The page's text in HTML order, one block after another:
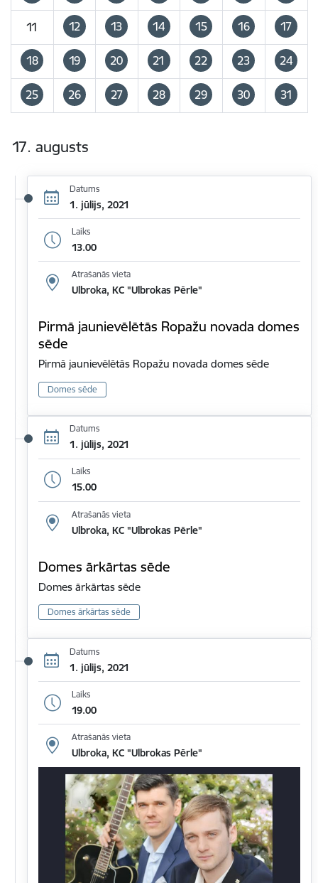
11 12 13 14 15 16 17
18 19 20 21 22 23 24
25 26 27 28 29 30 31
17. augusts
Datums
1. jūlijs, 2021
Laiks
13.00
Atrašanās vieta
Ulbroka, KC "Ulbrokas Pērle"
Pirmā jaunievēlētās Ropažu novada domes
sēde
Pirmā jaunievēlētās Ropažu novada domes sēde
Domes sēde
Datums
1. jūlijs, 2021
Laiks
15.00
Atrašanās vieta
Ulbroka, KC "Ulbrokas Pērle"
Domes ārkārtas sēde
Domes ārkārtas sēde
Domes ārkārtas sēde
Datums
1. jūlijs, 2021
Laiks
19.00
Atrašanās vieta
Ulbroka, KC "Ulbrokas Pērle"